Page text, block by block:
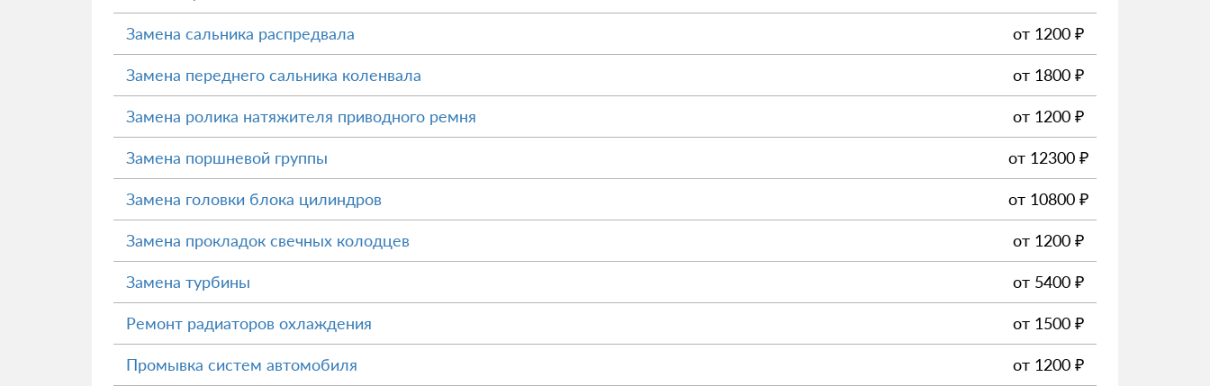
Замена сальника распредвала от 1200 ₽
Замена переднего сальника коленвала от 1800 ₽
Замена ролика натяжителя приводного ремня от 1200 ₽
Замена поршневой группы от 12300 ₽
Замена головки блока цилиндров от 10800 ₽
Замена прокладок свечных колодцев от 1200 ₽
Замена турбины от 5400 ₽
Ремонт радиаторов охлаждения от 1500 ₽
Промывка систем автомобиля от 1200 ₽